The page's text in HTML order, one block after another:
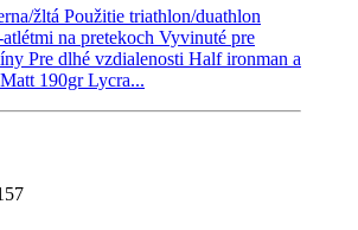
žltá Použitie triathlon/duathlon
na pretekoch Vyvinuté pre
Pre dlhé vzdialenosti Half ironman a
190gr Lycra...